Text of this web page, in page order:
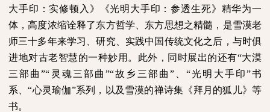
大手印：实修顿入》《光明大手印：参透生死》精华为一
体，高度浓缩诠释了东方哲学、东方思想之精髓，是雪漠老
师三十多年来学习、研究、实践中国传统文化之后，与时俱
进地对古老智慧的一种妙用。此外，同时展出的还有“大漠
三部曲”“灵魂三部曲”“故乡三部曲”、“光明大手印”书
系、“心灵瑜伽”系列，以及雪漠的禅诗集《拜月的狐儿》等
书。